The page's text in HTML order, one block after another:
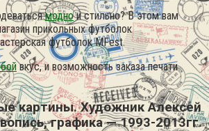
моднои стильно? В этом вам
прикольных футболок
футболок MFest.
вкус, и возможность заказа печати
картины. Художник Алексей
графика — 1993-2013гг.